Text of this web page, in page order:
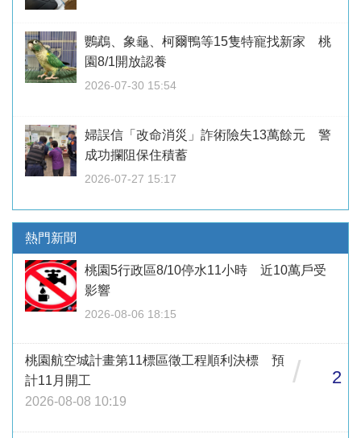
鸚鵡、象龜、柯爾鴨等15隻特寵找新家 桃
園8/1開放認養
2026-07-30 15:54
婦誤信「改命消災」詐術險失13萬餘元 警
成功攔阻保住積蓄
2026-07-27 15:17
熱門新聞
桃園5行政區8/10停水11小時 近10萬戶受
影響
2026-08-06 18:15
桃園航空城計畫第11標區徵工程順利決標 預
計11月開工
2026-08-08 10:19
/ 2